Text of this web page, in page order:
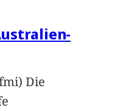
Die